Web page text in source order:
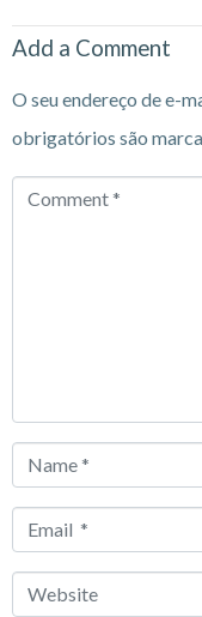
Add a Comment
O seu endereço de e-
obrigatórios são
Comment
Name
Email
Website